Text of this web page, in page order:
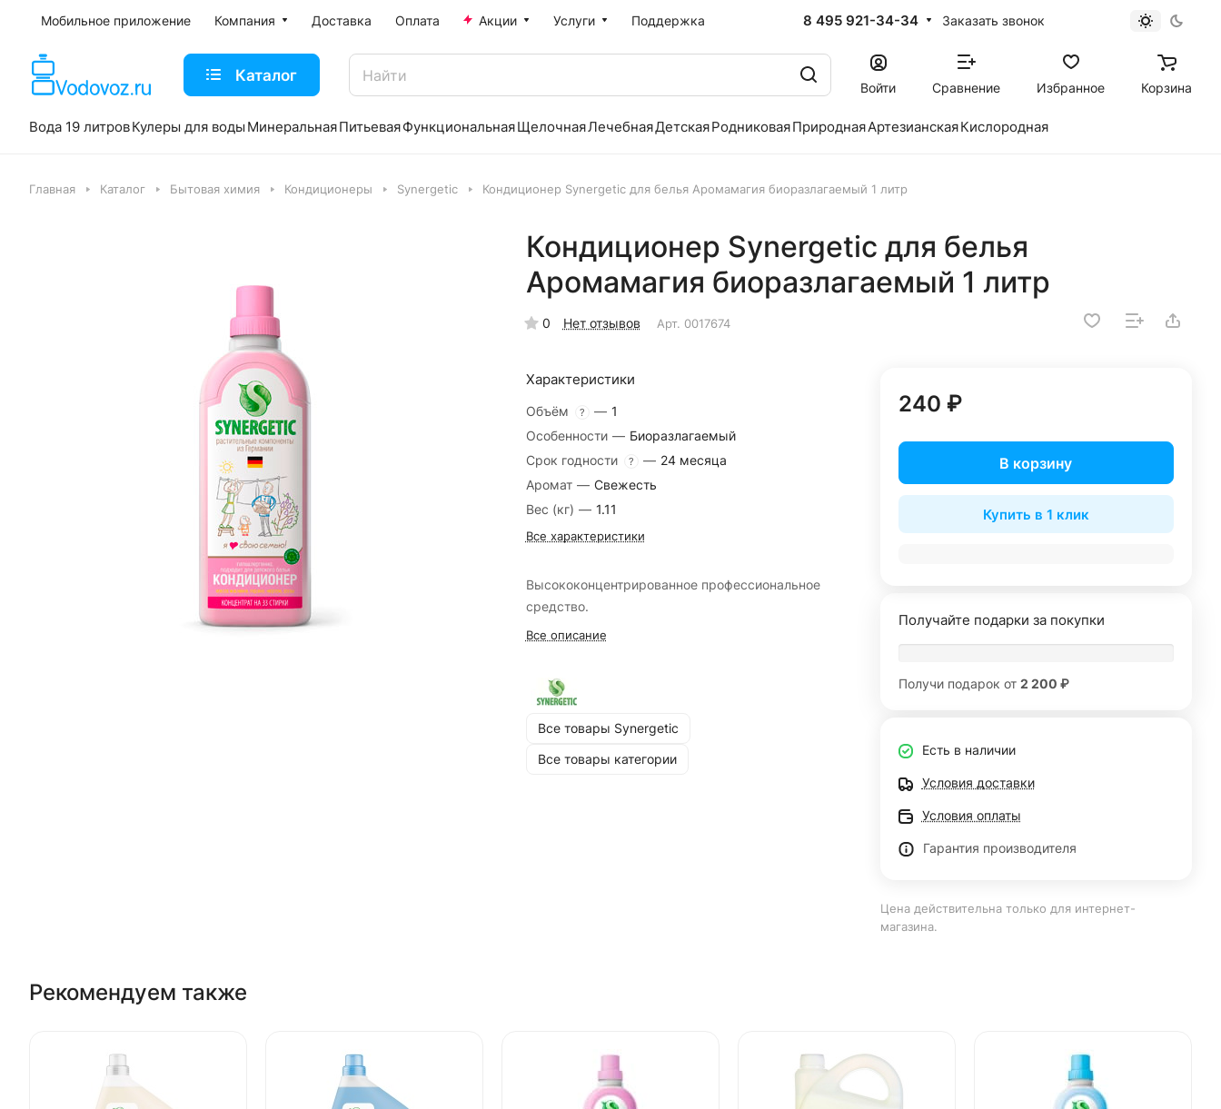
Мобильное приложение Компания Доставка Оплата Акции Услуги Поддержка 8 495 921-34-34 Заказать звонок
Каталог
Войти Сравнение Избранное Корзина
Вода 19 литровКулеры для воды МинеральнаяПитьеваяФункциональнаяЩелочнаяЛечебнаяДетскаяРодниковаяПрироднаяАртезианскаяКислородная
Главная Каталог Бытовая химия Кондиционеры Synergetic Кондиционер Synergetic для белья Аромамагия биоразлагаемый 1 литр
Кондиционер Synergetic для белья
Аромамагия биоразлагаемый 1 литр
0 Нет отзывов Арт. 0017674
Характеристики
Объём ? — 1
Особенности — Биоразлагаемый
Срок годности
? — 24 месяца
Аромат — Свежесть
Вес (кг) — 1.11
Все характеристики
Высококонцентрированное профессиональное
средство.
Все описание
Все товары Synergetic
Все товары категории
240 ₽
В корзину
Купить в 1 клик
Получайте подарки за покупки
Получи подарок от 2 200 ₽
Есть в наличии
Условия доставки
Условия оплаты
Гарантия производителя
Цена действительна только для интернет-
магазина.
Рекомендуем также